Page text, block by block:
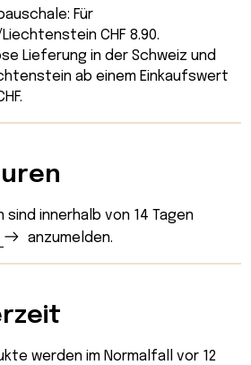
Für
CHF 8.90.
Lieferung in der Schweiz und
ab einem Einkaufswert
sind innerhalb von 14 Tagen
anzumelden.
werden im Normalfall vor 12